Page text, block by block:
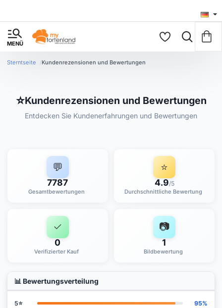
Sterntseite home
Kundenrezensionen und Bewertungen
⭐Kundenrezensionen und Bewertungen
Entdecken Sie Kundenerfahrungen und Bewertungen
💬
7787
Gesamtbewertungen
⭐
4.9/5
Durchschnittliche Bewertung
✓
0
Verifizierter Kauf
📷
1
Bildbewertung
📊 Bewertungsverteilung
5⭐
95%